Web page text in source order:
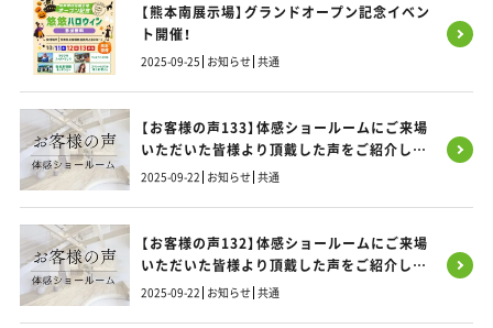
【熊本南展示場】グランドオープン記念イベン
ト開催！
2025-09-25 お知らせ 共通
【お客様の声133】体感ショールームにご来場
いただいた皆様より頂戴した声をご紹介しま
す！
2025-09-22 お知らせ 共通
【お客様の声132】体感ショールームにご来場
いただいた皆様より頂戴した声をご紹介しま
す！
2025-09-22 お知らせ 共通